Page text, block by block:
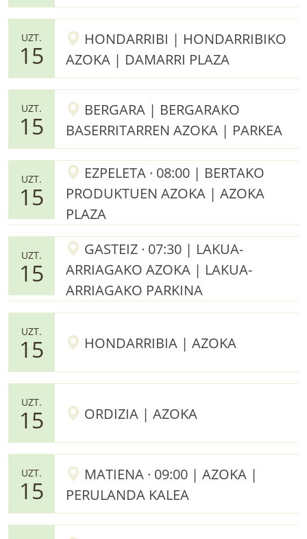
UZT.
15
HONDARRIBI | HONDARRIBIKO
AZOKA | DAMARRI PLAZA
UZT.
15
BERGARA | BERGARAKO
BASERRITARREN AZOKA | PARKEA
UZT.
15
EZPELETA · 08:00 | BERTAKO
PRODUKTUEN AZOKA | AZOKA
PLAZA
UZT.
15
GASTEIZ · 07:30 | LAKUA-
ARRIAGAKO AZOKA | LAKUA-
ARRIAGAKO PARKINA
UZT.
15 HONDARRIBIA | AZOKA
UZT.
15 ORDIZIA | AZOKA
UZT.
15
MATIENA · 09:00 | AZOKA |
PERULANDA KALEA